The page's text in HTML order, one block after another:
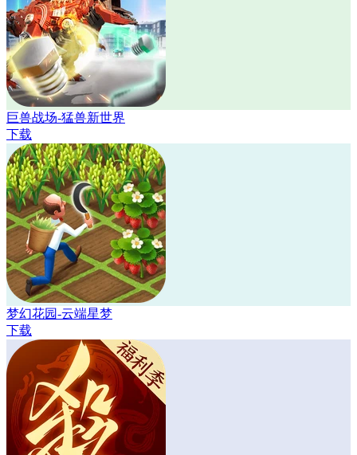
巨兽战场-猛兽新世界
下载
梦幻花园-云端星梦
下载